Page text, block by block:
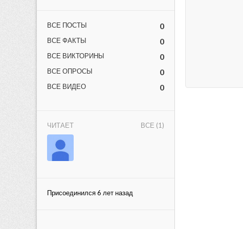
защищены.
ВСЕ ПОСТЫ 0
ВСЕ ФАКТЫ 0
ВСЕ ВИКТОРИНЫ 0
ВСЕ ОПРОСЫ 0
ВСЕ ВИДЕО 0
ЧИТАЕТ ВСЕ (1)
Присоединился 6 лет назад